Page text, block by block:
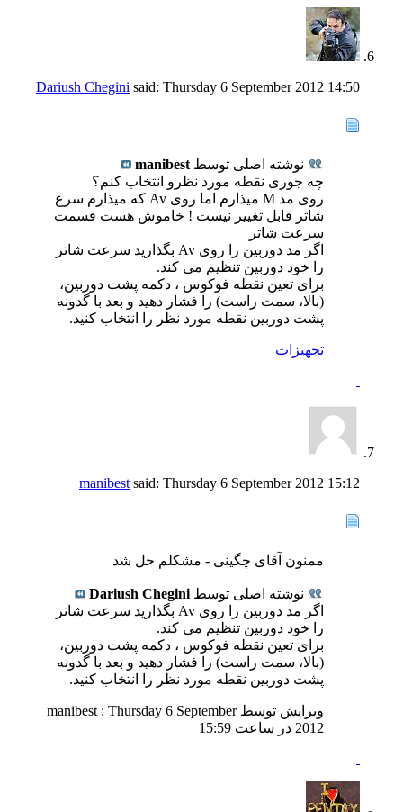
Dariush Chegini said: Thursday 6 September 2012 14:50
نوشته اصلی توسط manibest
چه جوری نقطه مورد نظرو انتخاب کنم؟
روی مد M میذارم اما روی Av که میذارم سرع
شاتر قابل تغییر نیست ! خاموش هست قسمت
سرعت شاتر
اگر مد دوربین را روی Av بگذارید سرعت شاتر
را خود دوربین تنظیم می کند.
برای تعین نقطه فوکوس ، دکمه پشت دوربین،
(بالا، سمت راست) را فشار دهید و بعد با گدونه
پشت دوربین نقطه مورد نظر را انتخاب کنید.
تجهيزات
manibest said: Thursday 6 September 2012 15:12
ممنون آقای چگینی - مشکلم حل شد
نوشته اصلی توسط Dariush Chegini
اگر مد دوربین را روی Av بگذارید سرعت شاتر
را خود دوربین تنظیم می کند.
برای تعین نقطه فوکوس ، دکمه پشت دوربین،
(بالا، سمت راست) را فشار دهید و بعد با گدونه
پشت دوربین نقطه مورد نظر را انتخاب کنید.
ویرایش توسط manibest : Thursday 6 September
2012 در ساعت
15:59